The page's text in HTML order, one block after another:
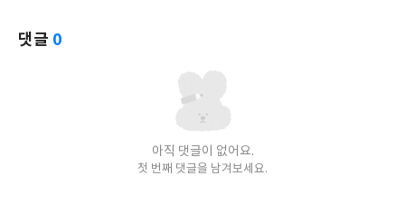
댓글 0
아직 댓글이 없어요.
첫 번째 댓글을 남겨보세요.